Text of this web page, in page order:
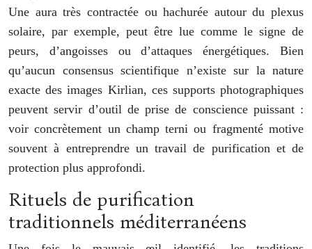
Une aura très contractée ou hachurée autour du plexus
solaire, par exemple, peut être lue comme le signe de
peurs, d’angoisses ou d’attaques énergétiques. Bien
qu’aucun consensus scientifique n’existe sur la nature
exacte des images Kirlian, ces supports photographiques
peuvent servir d’outil de prise de conscience puissant :
voir concrètement un champ terni ou fragmenté motive
souvent à entreprendre un travail de purification et de
protection plus approfondi.
Rituels de purification
traditionnels méditerranéens